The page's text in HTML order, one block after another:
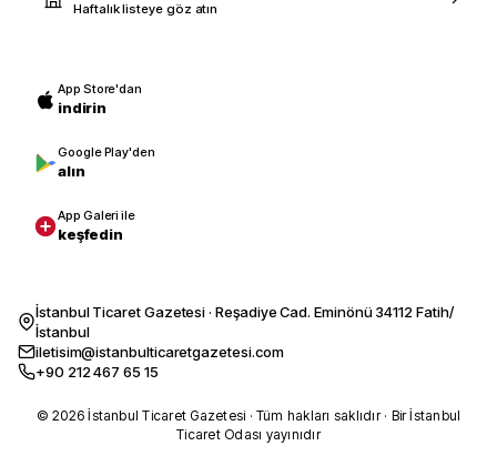
Haftalık listeye göz atın
App Store'dan
indirin
Google Play'den
alın
App Galeri ile
keşfedin
İstanbul Ticaret Gazetesi · Reşadiye Cad. Eminönü 34112 Fatih/
İstanbul
iletisim@istanbulticaretgazetesi.com
+90 212 467 65 15
© 2026 İstanbul Ticaret Gazetesi · Tüm hakları saklıdır · Bir İstanbul
Ticaret Odası yayınıdır